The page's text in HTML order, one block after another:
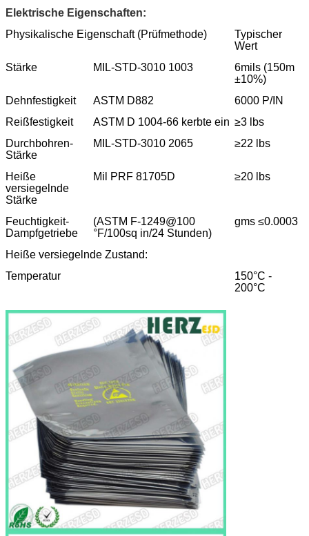
Elektrische Eigenschaften:
Physikalische Eigenschaft (Prüfmethode)
Typischer
Wert
Stärke
MIL-STD-3010 1003
6mils (150m
±10%)
Dehnfestigkeit
ASTM D882
6000 P/IN
Reißfestigkeit
ASTM D 1004-66 kerbte ein ≥3 lbs
Durchbohren-
Stärke
MIL-STD-3010 2065 ≥22 lbs
Heiße
versiegelnde
Stärke
Mil PRF 81705D ≥20 lbs
Feuchtigkeit-
Dampfgetriebe
(ASTM F-1249@100
°F/100sq in/24 Stunden)
gms ≤0.0003
Heiße versiegelnde Zustand:
Temperatur
150°C -
200°C